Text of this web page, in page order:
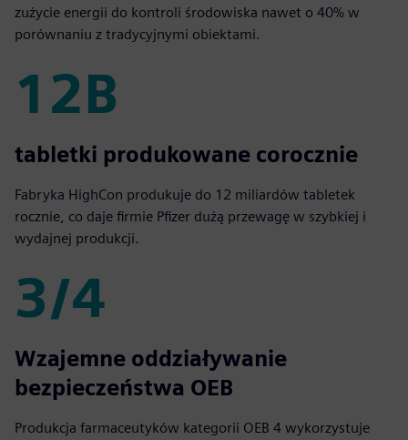
zużycie energii do kontroli środowiska nawet o 40% w
porównaniu z tradycyjnymi obiektami.
12B
12B
tabletki produkowane corocznie
Fabryka HighCon produkuje do 12 miliardów tabletek
rocznie, co daje firmie Pfizer dużą przewagę w szybkiej i
wydajnej produkcji.
3/4
3/4
Wzajemne oddziaływanie
bezpieczeństwa OEB
Produkcja farmaceutyków kategorii OEB 4 wykorzystuje